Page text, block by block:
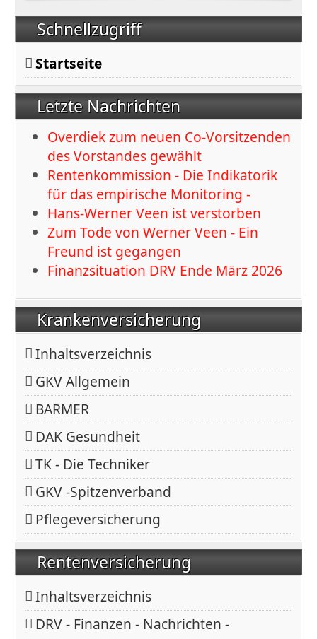
Schnellzugriff
Startseite
Letzte Nachrichten
Overdiek zum neuen Co-Vorsitzenden
des Vorstandes gewählt
Rentenkommission - Die Indikatorik
für das empirische Monitoring -
Hans-Werner Veen ist verstorben
Zum Tode von Werner Veen - Ein
Freund ist gegangen
Finanzsituation DRV Ende März 2026
Krankenversicherung
Inhaltsverzeichnis
GKV Allgemein
BARMER
DAK Gesundheit
TK - Die Techniker
GKV -Spitzenverband
Pflegeversicherung
Rentenversicherung
Inhaltsverzeichnis
DRV - Finanzen - Nachrichten -